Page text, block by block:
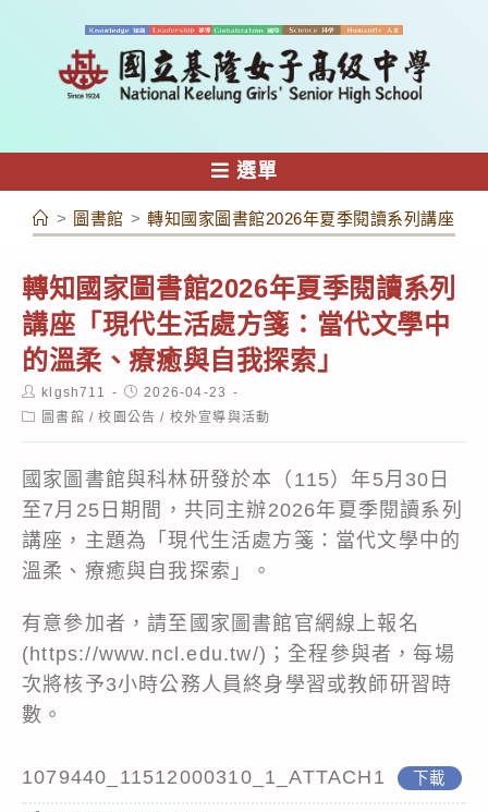
容
選單
> 圖書館 > 轉知國家圖書館2026年夏季閱讀系列講座「
轉知國家圖書館2026年夏季閱讀系列
講座「現代生活處方箋：當代文學中
的溫柔、療癒與自我探索」
Post
author:
klgsh711
Post
published:
2026-04-23
Post圖書館 / 校園公告 / 校外宣導與活動
國家圖書館與科林研發於本（115）年5月30日
至7月25日期間，共同主辦2026年夏季閱讀系列
講座，主題為「現代生活處方箋：當代文學中的
溫柔、療癒與自我探索」。
有意參加者，請至國家圖書館官網線上報名
(https://www.ncl.edu.tw/)；全程參與者，每場
次將核予3小時公務人員終身學習或教師研習時
數。
1079440_11512000310_1_ATTACH1 下載